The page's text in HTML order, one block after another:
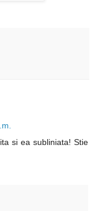
si ea subliniata! Stie